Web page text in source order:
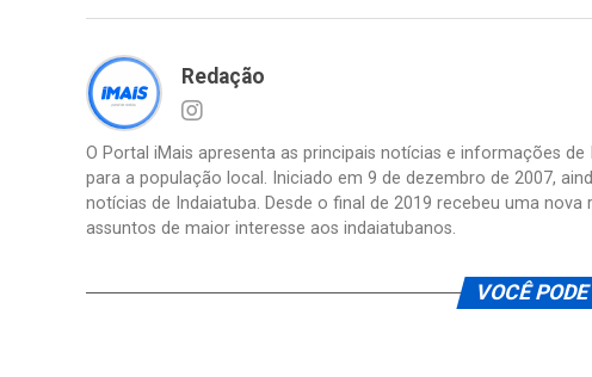
Redação
O Portal iMais apresenta as principais notícias e informações
para a população local. Iniciado em 9 de dezembro de 2007,
notícias de Indaiatuba. Desde o final de 2019 recebeu uma
assuntos de maior interesse aos indaiatubanos.
VOCÊ